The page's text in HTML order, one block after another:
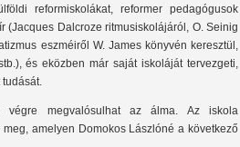
reformiskolákat, reformer pedagógusok
(Jacques Dalcroze ritmusiskolájáról, O. Seinig
eszméiről W. James könyvén keresztül,
és eközben már saját iskoláját tervezgeti,
végre megvalósulhat az álma. Az iskola
amelyen Domokos Lászlóné a következő